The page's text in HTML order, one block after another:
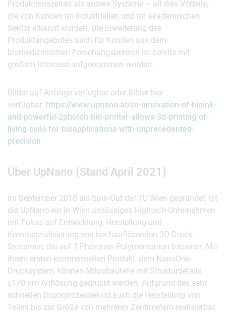
Produktionszeiten als andere Systeme – all dies Vorteile,
die von Kunden im industriellen und im akademischen
Sektor erkannt wurden. Die Erweiterung des
Produktangebotes auch für Kunden aus dem
biomedizinischen Forschungsbereich ist bereits mit
großem Interesse aufgenommen worden.
Bilder auf Anfrage verfügbar oder Bilder hier
verfügbar: https://www.upnano.at/co-innovation-of-bioink-
and-powerful-2photon-bio-printer-allows-3d-printing-of-
living-cells-for-bioapplications-with-unprecedented-
precision
Über UpNano (Stand April 2021)
Im September 2018 als Spin-Out der TU Wien gegründet, ist
die UpNano ein in Wien ansässiges Hightech-Unternehmen
mit Fokus auf Entwicklung, Herstellung und
Kommerzialisierung von hochauflösenden 3D Druck-
Systemen, die auf 2 Photonen-Polymerisation basieren. Mit
ihrem ersten kommerziellen Produkt, dem NanoOne-
Drucksystem, können Mikrobauteile mit Strukturdetails
≥170 nm Auflösung gedruckt werden. Aufgrund des sehr
schnellen Druckprozesses ist auch die Herstellung von
Teilen bis zur Größe von mehreren Zentimetern realisierbar.